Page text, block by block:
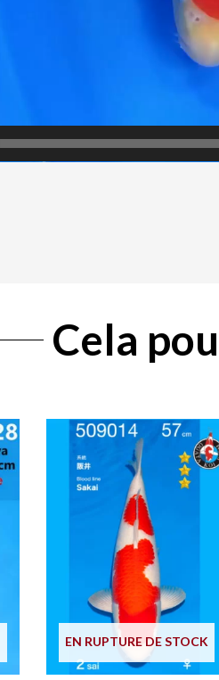
Cela
EN RUPTURE DE STOCK